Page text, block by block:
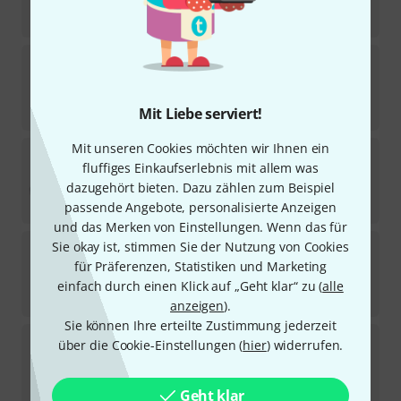
Mit Liebe serviert!
Mit unseren Cookies möchten wir Ihnen ein
fluffiges Einkaufserlebnis mit allem was
dazugehört bieten. Dazu zählen zum Beispiel
passende Angebote, personalisierte Anzeigen
und das Merken von Einstellungen. Wenn das für
Sie okay ist, stimmen Sie der Nutzung von Cookies
für Präferenzen, Statistiken und Marketing
einfach durch einen Klick auf „Geht klar“ zu (alle
anzeigen).
Sie können Ihre erteilte Zustimmung jederzeit
über die Cookie-Einstellungen (hier) widerrufen.
Geht klar
Electro Harmonix
€
Electro HarmonixBig Muff PI USA B-Stock
64
Sofort lieferbar
80 €
Electro HarmonixSoul Food B-Stock
1
Sofort lieferbar
Electro Harmonix Big Muff PI /Tone Wick B-Stock
Sofort lieferbar